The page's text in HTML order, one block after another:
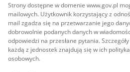
Strony dostępne w domenie www.gov.pl
mailowych. Użytkownik korzystający z
mail zgadza się na przetwarzanie jego
dobrowolnie podanych danych w
odpowiedzi na przesłane pytania.
każdą z jednostek znajdują się w ich
osobowych.